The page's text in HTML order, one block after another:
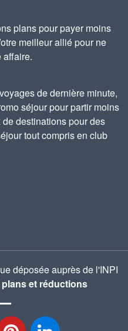
plans pour payer moins
meilleur allié pour ne
affaire.
de dernière minute,
séjour pour partir moins
destinations pour des
tout compris en club
déposée auprès de l'INPI
et réductions